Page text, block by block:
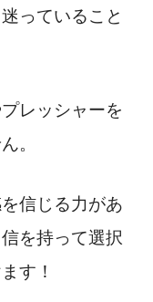
っていること
レッシャーを
。
信じる力があ
を持って選択
す！